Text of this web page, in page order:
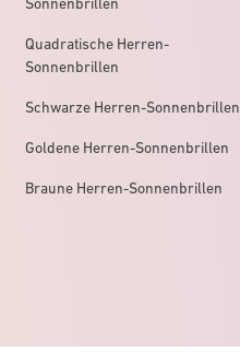
Quadratische Herren-
Sonnenbrillen
Schwarze Herren-Sonnenbrillen
Goldene Herren-Sonnenbrillen
Braune Herren-Sonnenbrillen